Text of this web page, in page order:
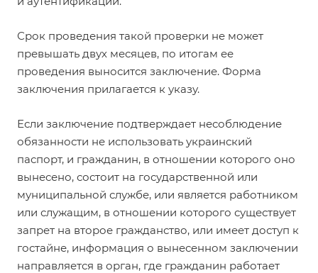
Срок проведения такой проверки не может
превышать двух месяцев, по итогам ее
проведения выносится заключение. Форма
заключения прилагается к указу.
Если заключение подтверждает несоблюдение
обязанности не использовать украинский
паспорт, и гражданин, в отношении которого оно
вынесено, состоит на государственной или
муниципальной службе, или является работником
или служащим, в отношении которого существует
запрет на второе гражданство, или имеет доступ к
гостайне, информация о вынесенном заключении
направляется в орган, где гражданин работает